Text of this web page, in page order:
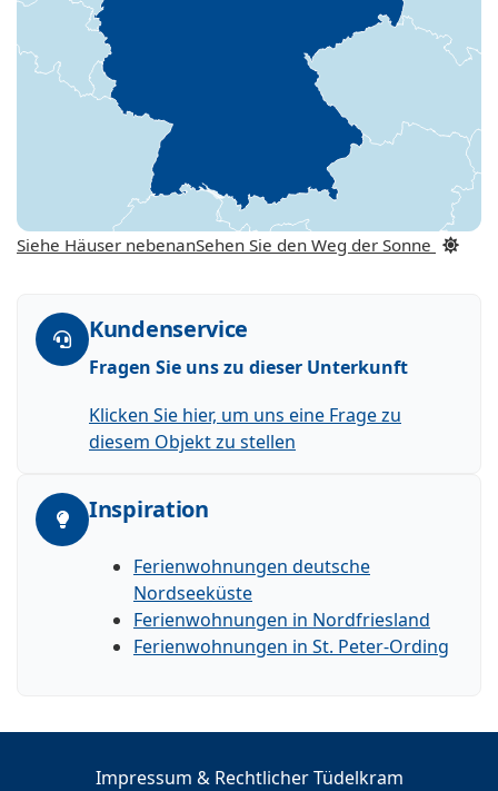
Siehe Häuser nebenanSehen Sie den Weg der Sonne
Kundenservice
Fragen Sie uns zu dieser Unterkunft
Klicken Sie hier, um uns eine Frage zu
diesem Objekt zu stellen
Inspiration
Ferienwohnungen deutsche
Nordseeküste
Ferienwohnungen in Nordfriesland
Ferienwohnungen in St. Peter-Ording
Impressum & Rechtlicher Tüdelkram